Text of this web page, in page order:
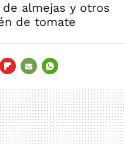
almejas y otros
de tomate
MAIL